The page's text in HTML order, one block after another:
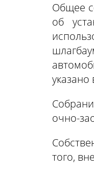
Общее
об
указано
очно-
того,